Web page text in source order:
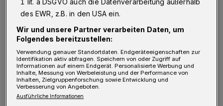
W ie die Behörden am
Donnerstagnachmittag (11. Juli 2024)
bekanntgaben, kam es in der Nacht auf
Dienstag (9. Juli) zu einem Streit zwischen
des EWR, z.B. in den USA ein.
Wir und unsere Partner verarbeiten Daten, um
Folgendes bereitzustellen:
Verwendung genauer Standortdaten. Endgeräteeigenschaften zur
Identifikation aktiv abfragen. Speichern von oder Zugriff auf
Informationen auf einem Endgerät. Personalisierte Werbung und
Inhalte, Messung von Werbeleistung und der Performance von
Inhalten, Zielgruppenforschung sowie Entwicklung und
Verbesserung von Angeboten.
Ausführliche Informationen